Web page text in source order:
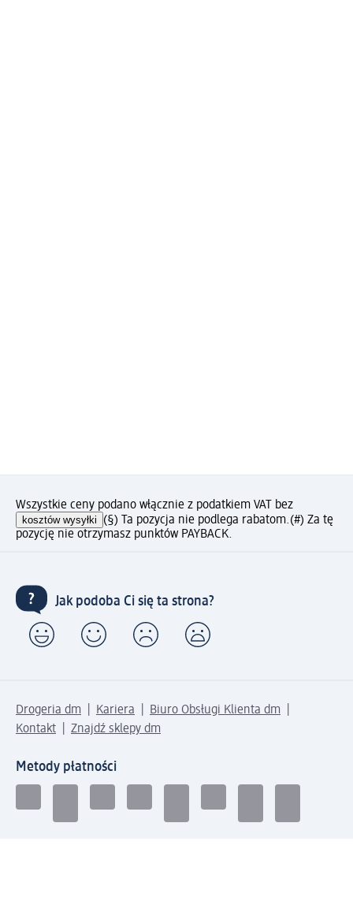
Wszystkie ceny podano włącznie z podatkiem VAT bez
kosztów wysyłki (§) Ta pozycja nie podlega rabatom.(#) Za tę
pozycję nie otrzymasz punktów PAYBACK.
Jak podoba Ci się ta strona?
Drogeria dm Kariera
Biuro Obsługi Klienta dm
Kontakt
Znajdź sklepy dm
Metody płatności